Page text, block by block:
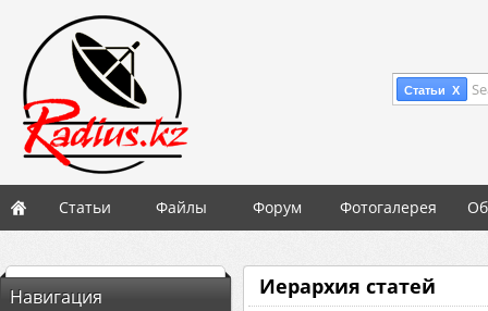
Статьи X
Статьи Файлы Форум Фотогалерея
Навигация
Иерархия статей